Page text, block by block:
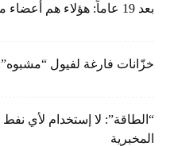
بعد 19 عاماً: هؤلاء هم أعضاء مجلس إدارة الضمان الاجتماعي
خزّانات فارغة لفيول
“الطاقة”: لا إستخدام لأي
المخبرية